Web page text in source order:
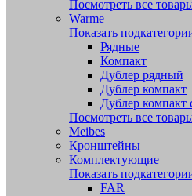
Посмотреть все
Warme
Показать
Рядные
Компакт
Дублер рядный
Дублер компакт
Дублер компакт
Посмотреть все
Meibes
Кронштейны
Комплектующие
Показать
FAR